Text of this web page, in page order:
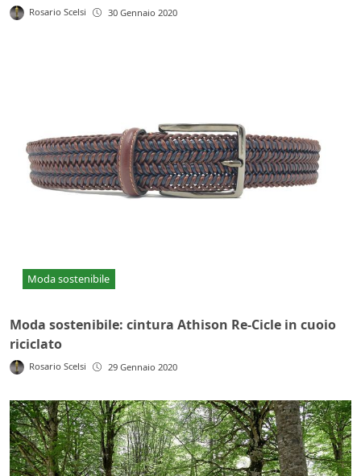
Rosario Scelsi 30 Gennaio 2020
Moda sostenibile
Moda sostenibile: cintura Athison Re-Cicle in cuoio
riciclato
Rosario Scelsi 29 Gennaio 2020